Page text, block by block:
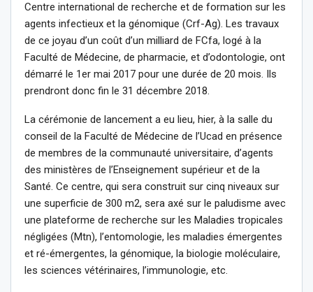
Centre international de recherche et de formation sur les
agents infectieux et la génomique (Crf-Ag). Les travaux
de ce joyau d’un coût d’un milliard de FCfa, logé à la
Faculté de Médecine, de pharmacie, et d’odontologie, ont
démarré le 1er mai 2017 pour une durée de 20 mois. Ils
prendront donc fin le 31 décembre 2018.
La cérémonie de lancement a eu lieu, hier, à la salle du
conseil de la Faculté de Médecine de l’Ucad en présence
de membres de la communauté universitaire, d’agents
des ministères de l’Enseignement supérieur et de la
Santé. Ce centre, qui sera construit sur cinq niveaux sur
une superficie de 300 m2, sera axé sur le paludisme avec
une plateforme de recherche sur les Maladies tropicales
négligées (Mtn), l’entomologie, les maladies émergentes
et ré-émergentes, la génomique, la biologie moléculaire,
les sciences vétérinaires, l’immunologie, etc.